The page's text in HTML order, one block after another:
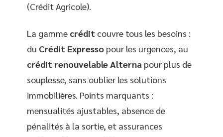
(Crédit Agricole).
La gamme crédit couvre tous les besoins :
du Crédit Expresso pour les urgences, au
crédit renouvelable Alterna pour plus de
souplesse, sans oublier les solutions
immobilières. Points marquants :
mensualités ajustables, absence de
pénalités à la sortie, et assurances